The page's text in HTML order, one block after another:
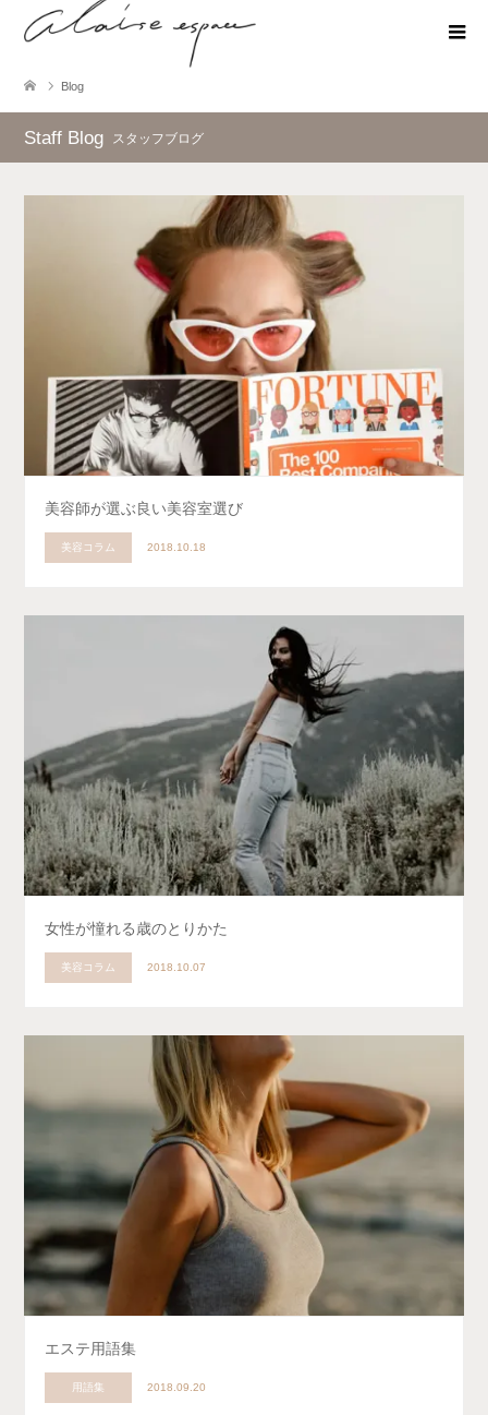
Blog
Staff Blog スタッフブログ
美容師が選ぶ良い美容室選び
美容コラム 2018.10.18
女性が憧れる歳のとりかた
美容コラム 2018.10.07
エステ用語集
用語集 2018.09.20